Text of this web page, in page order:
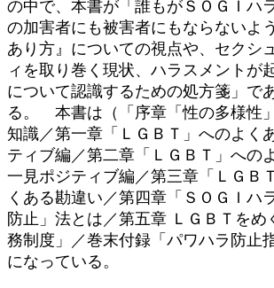
の中で、本書が「誰もがＳＯＧＩハ
の加害者にも被害者にもならないよ
あり方』についての視点や、セクシ
ィを取り巻く現状、ハラスメントが
について認識するための処方箋」で
る。 本書は（「序章「性の多様性
知識／第一章「ＬＧＢＴ」へのよく
ティブ編／第二章「ＬＧＢＴ」への
一見ポジティブ編／第三章「ＬＧＢ
くある勘違い／第四章「ＳＯＧＩハ
防止」法とは／第五章 ＬＧＢＴをめ
務制度」／巻末付録「パワハラ防止
になっている。